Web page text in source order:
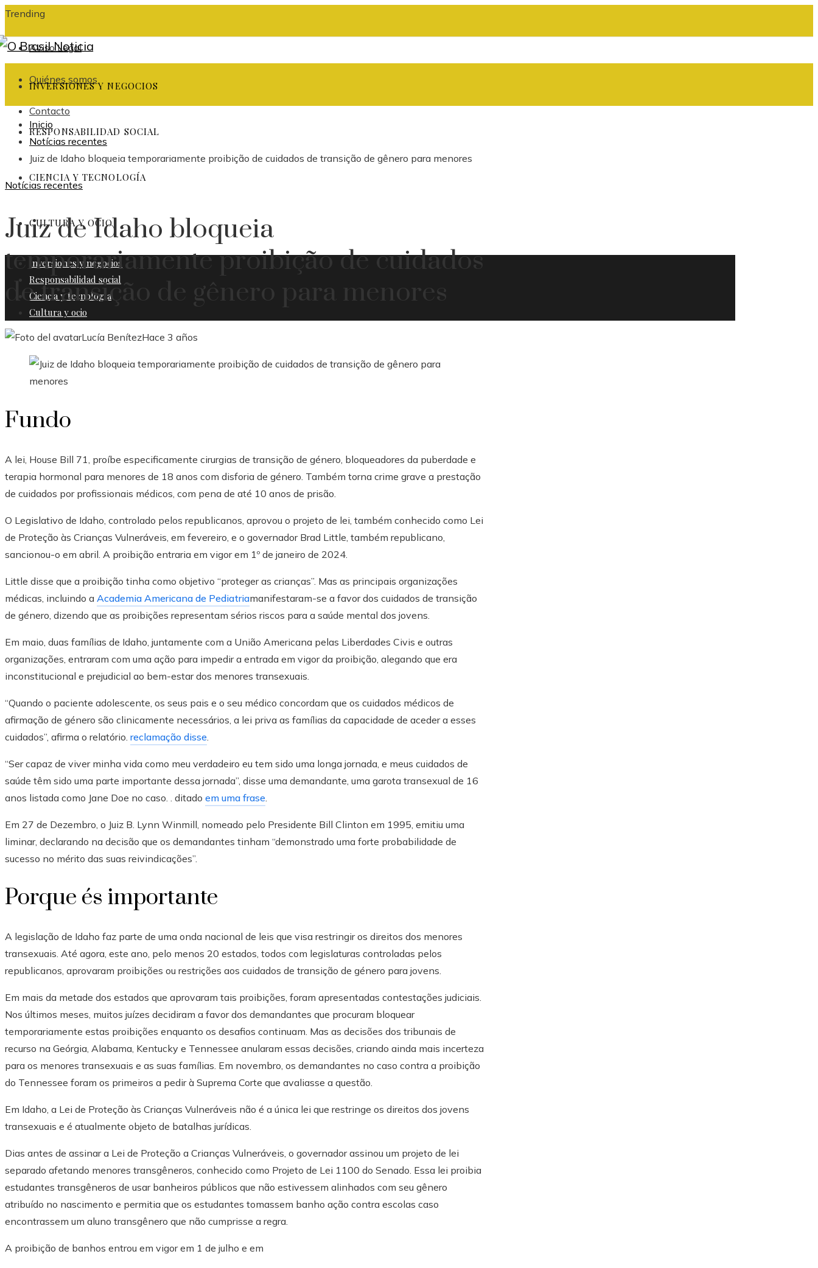
Trending
Aviso Legal
Quiénes somos
Contacto
INVERSIONES Y NEGOCIOS
RESPONSABILIDAD SOCIAL
CIENCIA Y TECNOLOGÍA
CULTURA Y OCIO
Inversiones y negocios
Responsabilidad social
Ciencia y tecnología
Cultura y ocio
Inicio
Notícias recentes
Juiz de Idaho bloqueia temporariamente proibição de cuidados de transição de gênero para menores
Notícias recentes
Juiz de Idaho bloqueia
temporariamente proibição de cuidados
de transição de gênero para menores
Lucía BenítezHace 3 años
Fundo
A lei, House Bill 71, proíbe especificamente cirurgias de transição de género, bloqueadores da puberdade e
terapia hormonal para menores de 18 anos com disforia de género. Também torna crime grave a prestação
de cuidados por profissionais médicos, com pena de até 10 anos de prisão.
O Legislativo de Idaho, controlado pelos republicanos, aprovou o projeto de lei, também conhecido como Lei
de Proteção às Crianças Vulneráveis, em fevereiro, e o governador Brad Little, também republicano,
sancionou-o em abril. A proibição entraria em vigor em 1º de janeiro de 2024.
Little disse que a proibição tinha como objetivo “proteger as crianças”. Mas as principais organizações
médicas, incluindo a Academia Americana de Pediatriamanifestaram-se a favor dos cuidados de transição
de género, dizendo que as proibições representam sérios riscos para a saúde mental dos jovens.
Em maio, duas famílias de Idaho, juntamente com a União Americana pelas Liberdades Civis e outras
organizações, entraram com uma ação para impedir a entrada em vigor da proibição, alegando que era
inconstitucional e prejudicial ao bem-estar dos menores transexuais.
“Quando o paciente adolescente, os seus pais e o seu médico concordam que os cuidados médicos de
afirmação de género são clinicamente necessários, a lei priva as famílias da capacidade de aceder a esses
cuidados”, afirma o relatório. reclamação disse
“Ser capaz de viver minha vida como meu verdadeiro eu tem sido uma longa jornada, e meus cuidados de
saúde têm sido uma parte importante dessa jornada”, disse uma demandante, uma garota transexual de 16
anos listada como Jane Doe no caso. . ditado em uma frase
Em 27 de Dezembro, o Juiz B. Lynn Winmill, nomeado pelo Presidente Bill Clinton em 1995, emitiu uma
liminar, declarando na decisão que os demandantes tinham “demonstrado uma forte probabilidade de
sucesso no mérito das suas reivindicações”.
Porque és importante
A legislação de Idaho faz parte de uma onda nacional de leis que visa restringir os direitos dos menores
transexuais. Até agora, este ano, pelo menos 20 estados, todos com legislaturas controladas pelos
republicanos, aprovaram proibições ou restrições aos cuidados de transição de género para jovens.
Em mais da metade dos estados que aprovaram tais proibições, foram apresentadas contestações judiciais.
Nos últimos meses, muitos juízes decidiram a favor dos demandantes que procuram bloquear
temporariamente estas proibições enquanto os desafios continuam. Mas as decisões dos tribunais de
recurso na Geórgia, Alabama, Kentucky e Tennessee anularam essas decisões, criando ainda mais incerteza
para os menores transexuais e as suas famílias. Em novembro, os demandantes no caso contra a proibição
do Tennessee foram os primeiros a pedir à Suprema Corte que avaliasse a questão.
Em Idaho, a Lei de Proteção às Crianças Vulneráveis ​​não é a única lei que restringe os direitos dos jovens
transexuais e é atualmente objeto de batalhas jurídicas.
Dias antes de assinar a Lei de Proteção a Crianças Vulneráveis, o governador assinou um projeto de lei
separado afetando menores transgêneros, conhecido como Projeto de Lei 1100 do Senado. Essa lei proibia
estudantes transgêneros de usar banheiros públicos que não estivessem alinhados com seu gênero
atribuído no nascimento e permitia que os estudantes tomassem banho ação contra escolas caso
encontrassem um aluno transgênero que não cumprisse a regra.
A proibição de banhos entrou em vigor em 1 de julho e em